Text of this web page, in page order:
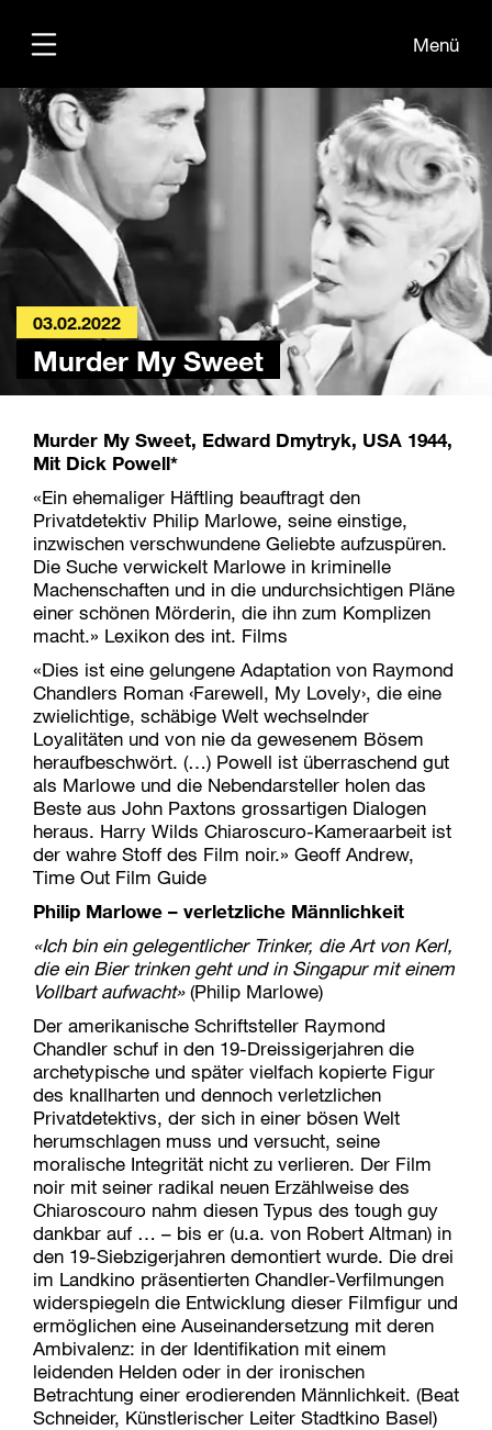
Übersicht
Informationen
Kontakt
Menü
03.02.2022
Murder My Sweet
Murder My Sweet, Edward Dmytryk, USA 1944,
Mit Dick Powell*
«Ein ehemaliger Häftling beauftragt den
Privatdetektiv Philip Marlowe, seine einstige,
inzwischen verschwundene Geliebte aufzuspüren.
Die Suche verwickelt Marlowe in kriminelle
Machenschaften und in die undurchsichtigen Pläne
einer schönen Mörderin, die ihn zum Komplizen
macht.» Lexikon des int. Films
«Dies ist eine gelungene Adaptation von Raymond
Chandlers Roman ‹Farewell, My Lovely›, die eine
zwielichtige, schäbige Welt wechselnder
Loyalitäten und von nie da gewesenem Bösem
heraufbeschwört. (…) Powell ist überraschend gut
als Marlowe und die Nebendarsteller holen das
Beste aus John Paxtons grossartigen Dialogen
heraus. Harry Wilds Chiaroscuro-Kameraarbeit ist
der wahre Stoff des Film noir.» Geoff Andrew,
Time Out Film Guide
Philip Marlowe – verletzliche Männlichkeit
«Ich bin ein gelegentlicher Trinker, die Art von Kerl,
die ein Bier trinken geht und in Singapur mit einem
Vollbart aufwacht»(Philip Marlowe)
Der amerikanische Schriftsteller Raymond
Chandler schuf in den 19-Dreissigerjahren die
archetypische und später vielfach kopierte Figur
des knallharten und dennoch verletzlichen
Privatdetektivs, der sich in einer bösen Welt
herumschlagen muss und versucht, seine
moralische Integrität nicht zu verlieren. Der Film
noir mit seiner radikal neuen Erzählweise des
Chiaroscouro nahm diesen Typus des tough guy
dankbar auf … – bis er (u.a. von Robert Altman) in
den 19-Siebzigerjahren demontiert wurde. Die drei
im Landkino präsentierten Chandler-Verfilmungen
widerspiegeln die Entwicklung dieser Filmfigur und
ermöglichen eine Auseinandersetzung mit deren
Ambivalenz: in der Identifikation mit einem
leidenden Helden oder in der ironischen
Betrachtung einer erodierenden Männlichkeit. (Beat
Schneider, Künstlerischer Leiter Stadtkino Basel)